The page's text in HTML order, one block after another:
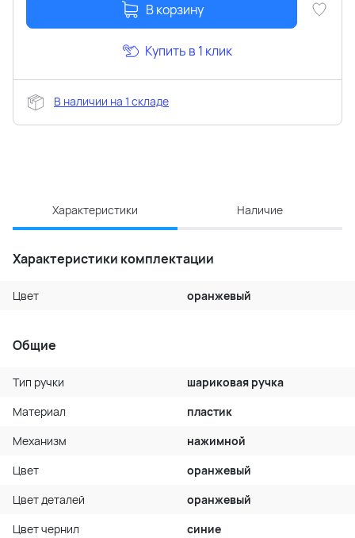
В корзину
Купить в 1 клик
В наличии на 1 складе
Характеристики Наличие
Характеристики комплектации
Цвет оранжевый
Общие
Тип ручки
шариковая ручка
Материал
пластик
Механизм
нажимной
Цвет
оранжевый
Цвет деталей
оранжевый
Цвет чернил
синие